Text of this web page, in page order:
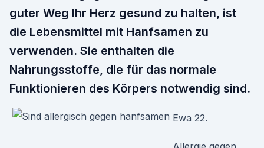
guter Weg Ihr Herz gesund zu halten, ist
die Lebensmittel mit Hanfsamen zu
verwenden. Sie enthalten die
Nahrungsstoffe, die für das normale
Funktionieren des Körpers notwendig sind.
Ewa 22.